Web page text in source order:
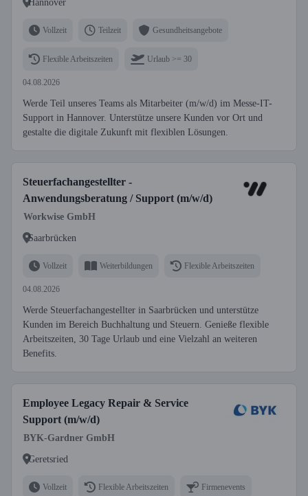
Hannover
Vollzeit Teilzeit Gesundheitsangebote
Flexible Arbeitszeiten Urlaub >= 30
04.08.2026
Werde Teil unseres Teams als Mitarbeiter (m/w/d) im Messe-IT-
Support in Hannover. Unterstütze unsere Kunden vor Ort und
gestalte die digitale Zukunft mit flexiblen Lösungen.
Steuerfachangestellter -
Anwendungsberatung / Support (m/w/d)
Workwise GmbH
Saarbrücken
Vollzeit Weiterbildungen Flexible Arbeitszeiten
04.08.2026
Werde Steuerfachangestellter in Saarbrücken und unterstütze
Kunden im Bereich Buchhaltung und Steuern. Genieße flexible
Arbeitszeiten, 30 Tage Urlaub und eine Vielzahl an weiteren
Benefits.
Employee Legacy Repair & Service
Support (m/w/d)
BYK-Gardner GmbH
Geretsried
Vollzeit Flexible Arbeitszeiten Firmenevents